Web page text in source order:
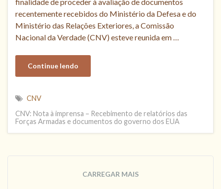
recentemente recebidos do Ministério da Defesa e do
Ministério das Relações Exteriores, a Comissão
Nacional da Verdade (CNV) esteve reunida em …
Continue lendo
CNV
CNV: Nota à imprensa – Recebimento de relatórios das
Forças Armadas e documentos do governo dos EUA
CARREGAR MAIS